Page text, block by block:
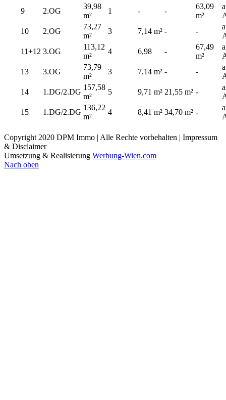
9
2.OG
39,98
m²
1 - -
63,09
m²
10
2.OG
73,27
m²
3 7,14 m² - -
11+12 3.OG
113,12
m²
4 6,98 -
67,49
m²
13
3.OG
73,79
m²
3 7,14 m² - -
14
1.DG/2.DG
157,58
m²
5 9,71 m² 21,55 m² -
15
1.DG/2.DG
136,22
m²
4 8,41 m² 34,70 m² -
Copyright 2020 DPM Immo | Alle Rechte vorbehalten | Impressum
& Disclaimer
Umsetzung & Realisierung Werbung-Wien.com
Nach oben